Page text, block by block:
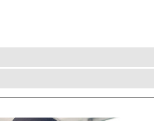
Wirtschaftsinformatik ist ein erster